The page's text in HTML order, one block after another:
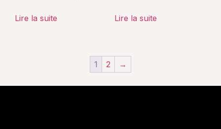
Lire la suite Lire la suite
1 2 →